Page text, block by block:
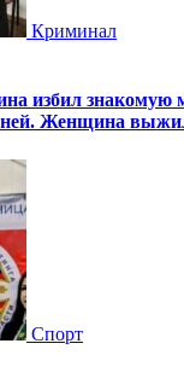
Криминал
избил знакомую
ней. Женщина
Спорт